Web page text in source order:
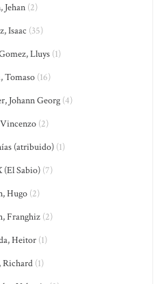
Jehan(2)
Isaac (35)
Lluys(1)
Tomaso(16)
Johann Georg (4)
(2)
(atribuido) (1)
(El Sabio) (7)
Hugo (2)
Franghiz (2)
Heitor (1)
Richard(1)